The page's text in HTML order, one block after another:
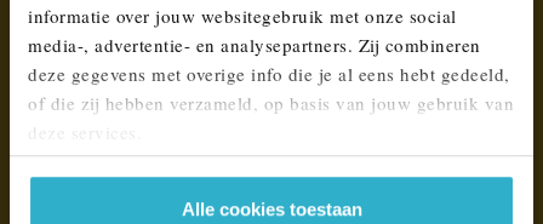
informatie over jouw websitegebruik met onze social
media-, advertentie- en analysepartners. Zij combineren
deze gegevens met overige info die je al eens hebt gedeeld,
of die zij hebben verzameld, op basis van jouw gebruik van
deze services.
Alle cookies toestaan
Hoe gestroomlijnder het voertuig, hoe beter de actieradius.